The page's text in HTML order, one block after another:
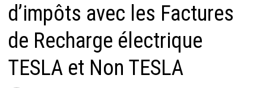
d’impôts avec les Factures
de Recharge électrique
TESLA et Non TESLA